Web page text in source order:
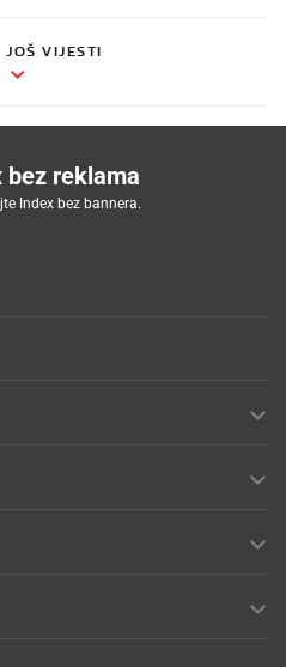
VIJESTI
bez reklama
Index bez bannera.